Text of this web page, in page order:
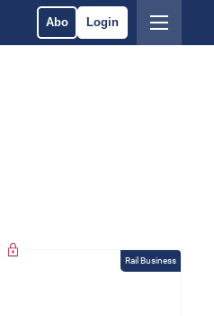
Abo Login
Rail Business